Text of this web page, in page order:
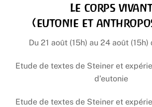
Le corps
(eutonie et
Du 21 août (15h) au 24 août (15h)
Etude de textes de Steiner et
d’eutonie
Etude de textes de Steiner et